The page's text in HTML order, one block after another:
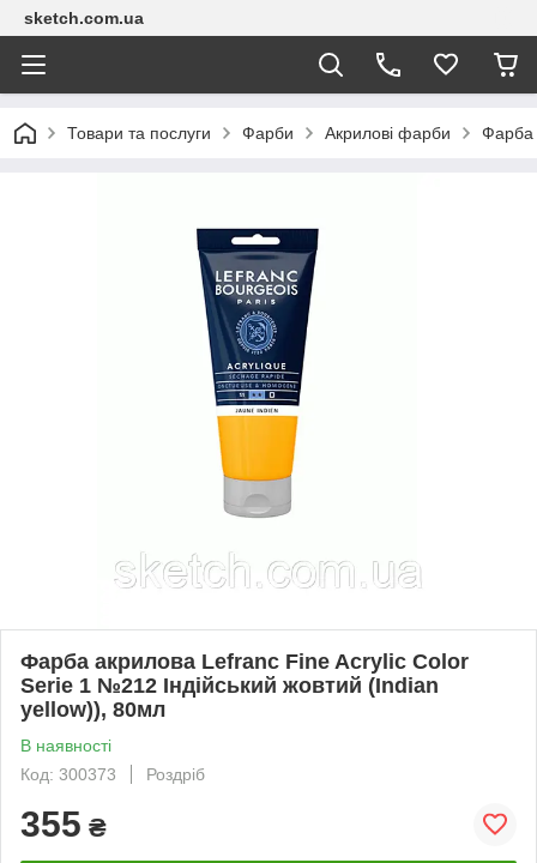
sketch.com.ua
Товари та послуги Фарби Акрилові фарби Фарба
Фарба акрилова Lefranc Fine Acrylic Color
Serie 1 №212 Індійський жовтий (Indian
yellow)), 80мл
В наявності
Код: 300373
Роздріб
355 ₴